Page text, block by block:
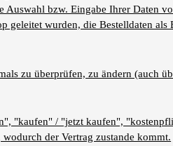
bzw. Eingabe Ihrer Daten
geleitet wurden, die Bestelldaten als
zu überprüfen, zu ändern (auch
"kaufen" / "jetzt kaufen",
der Vertrag zustande kommt.